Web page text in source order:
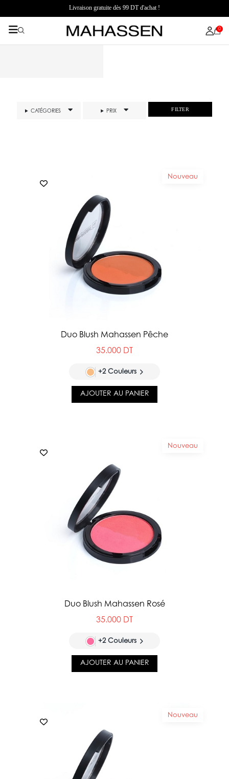
Livraison gratuite dès 99 DT d'achat !
0
CATÉGORIES PRIX FILTER
Nouveau
Duo Blush Mahassen Pêche
35.000 DT
+2 Couleurs
AJOUTER AU PANIER
Nouveau
Duo Blush Mahassen Rosé
35.000 DT
+2 Couleurs
AJOUTER AU PANIER
Nouveau